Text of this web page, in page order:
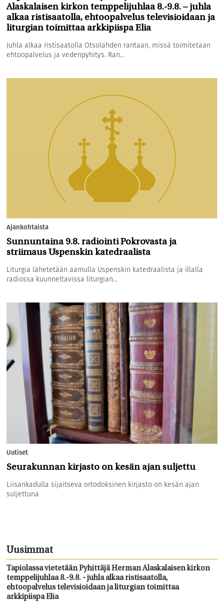
Alaskalaisen kirkon temppelijuhlaa 8.-9.8. – juhla
alkaa ristisaatolla, ehtoopalvelus televisioidaan ja
liturgian toimittaa arkkipiispa Elia
Juhla alkaa ristisaatolla Otsolahden rantaan, missä toimitetaan
ehtoopalvelus ja vedenpyhitys. Ran...
Ajankohtaista
Sunnuntaina 9.8. radiointi Pokrovasta ja
striimaus Uspenskin katedraalista
Liturgia lähetetään aamulla Uspenskin katedraalista ja illalla
radiossa kuunneltavissa liturgian...
Uutiset
Seurakunnan kirjasto on kesän ajan suljettu
Liisankadulla sijaitseva ortodoksinen kirjasto on kesän ajan
suljettuna
Uusimmat
Tapiolassa vietetään Pyhittäjä Herman Alaskalaisen kirkon
temppelijuhlaa 8.-9.8. - juhla alkaa ristisaatolla,
ehtoopalvelus televisioidaan ja liturgian toimittaa
arkkipiispa Elia